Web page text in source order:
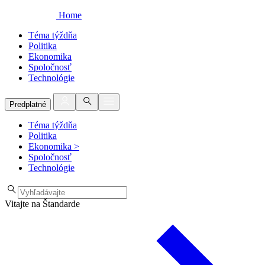
Home
Téma týždňa
Politika
Ekonomika
Spoločnosť
Technológie
Predplatné
Téma týždňa
Politika
Ekonomika >
Spoločnosť
Technológie
Vitajte na Štandarde